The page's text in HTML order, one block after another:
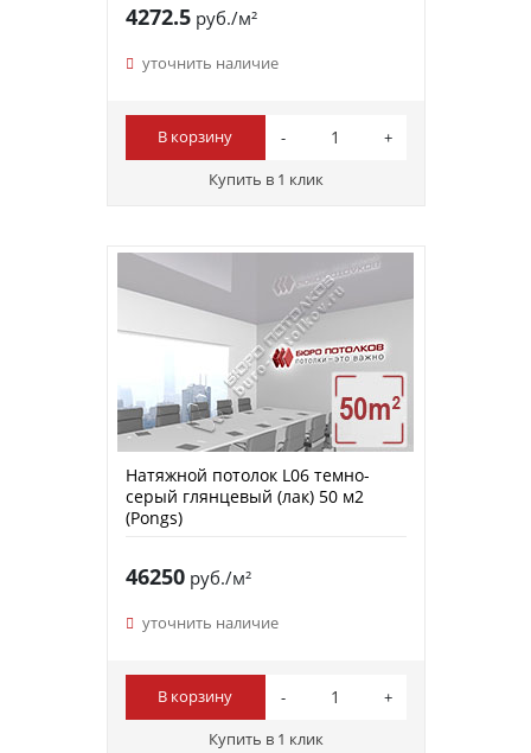
4272.5руб./м²
уточнить наличие
В корзину
Купить в 1 клик
Натяжной потолок L06 темно-
серый глянцевый (лак) 50 м2
(Pongs)
46250руб./м²
уточнить наличие
В корзину
Купить в 1 клик